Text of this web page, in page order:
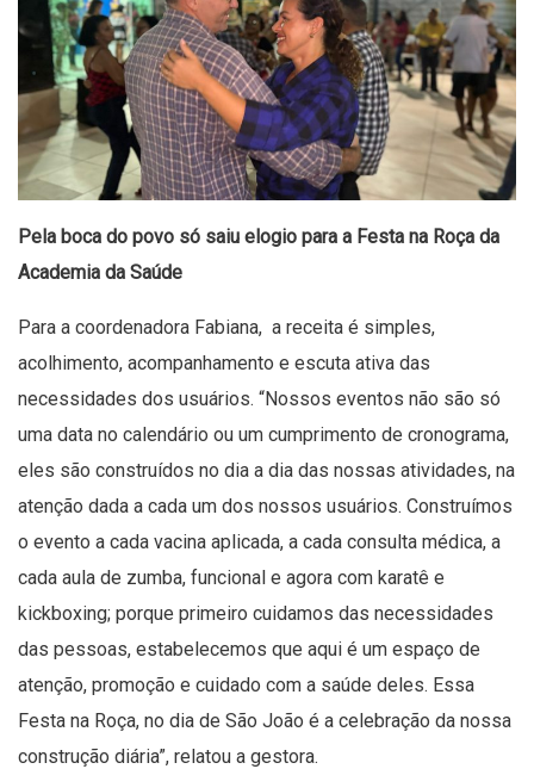
Pela boca do povo só saiu elogio para a Festa na Roça da
Academia da Saúde
Para a coordenadora Fabiana, a receita é simples,
acolhimento, acompanhamento e escuta ativa das
necessidades dos usuários. “Nossos eventos não são só
uma data no calendário ou um cumprimento de cronograma,
eles são construídos no dia a dia das nossas atividades, na
atenção dada a cada um dos nossos usuários. Construímos
o evento a cada vacina aplicada, a cada consulta médica, a
cada aula de zumba, funcional e agora com karatê e
kickboxing; porque primeiro cuidamos das necessidades
das pessoas, estabelecemos que aqui é um espaço de
atenção, promoção e cuidado com a saúde deles. Essa
Festa na Roça, no dia de São João é a celebração da nossa
construção diária”, relatou a gestora.